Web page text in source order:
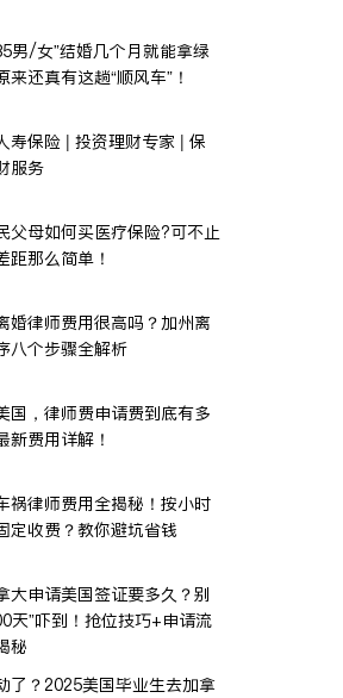
男/女”结婚几个月就能拿绿
来还真有这趟“顺风车”！
寿保险 | 投资理财专家 | 保
服务
父母如何买医疗保险?可不止
距那么简单！
婚律师费用很高吗？加州离
八个步骤全解析
国，律师费申请费到底有多
新费用详解！
祸律师费用全揭秘！按小时
定收费？教你避坑省钱
大申请美国签证要多久？别
天”吓到！抢位技巧+申请流
秘
了？2025美国毕业生去加拿